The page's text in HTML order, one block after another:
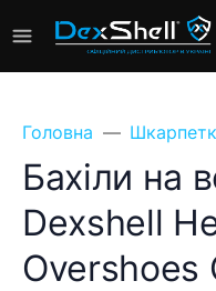
Головна
Бахіли на
Dexshell
Overshoes